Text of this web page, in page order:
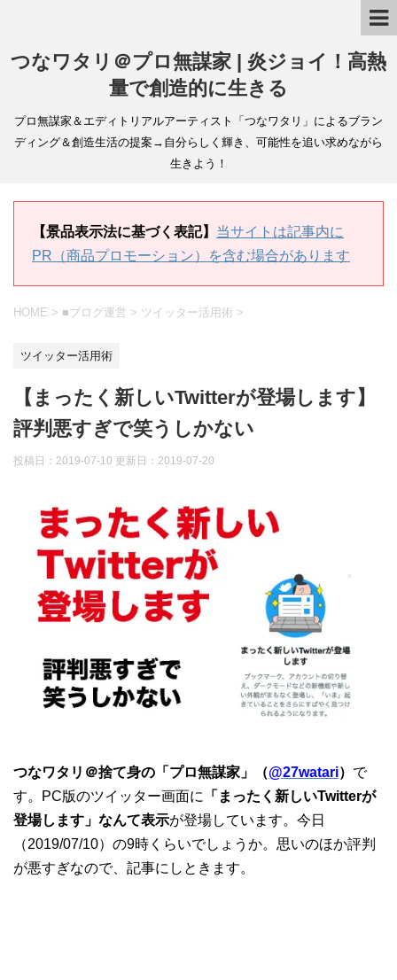
つなワタリ＠プロ無謀家 | 炎ジョイ！高熱
量で創造的に生きる
プロ無謀家＆エディトリアルアーティスト「つなワタリ」によるブラン
ディング＆創造生活の提案→自分らしく輝き、可能性を追い求めながら
生きよう！
【景品表示法に基づく表記】 当サイトは記事内に
PR（商品プロモーション）を含む場合があります
HOME > ■ブログ運営 > ツイッター活用術 >
ツイッター活用術
【まったく新しいTwitterが登場します】
評判悪すぎで笑うしかない
投稿日：2019-07-10 更新日： 2019-07-20
つなワタリ＠捨て身の「プロ無謀家」（@27watari） で
す。PC版のツイッター画面に
「まったく新しいTwitterが
登場します」なんて表示が登場しています。今日
（2019/07/10）の9時くらいでしょうか。思いのほか評判
が悪すぎなので、記事にしときます。